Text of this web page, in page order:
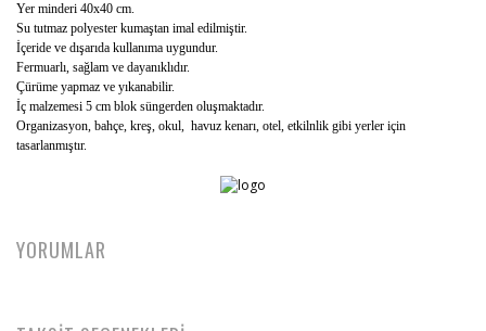
Yer minderi 40x40 cm.
Su tutmaz polyester kumaştan imal edilmiştir.
İçeride ve dışarıda kullanıma uygundur.
Fermuarlı, sağlam ve dayanıklıdır.
Çürüme yapmaz ve yıkanabilir.
İç malzemesi 5 cm blok süngerden oluşmaktadır.
Organizasyon, bahçe, kreş, okul, havuz kenarı, otel, etkilnlik gibi yerler için
tasarlanmıştır.
YORUMLAR